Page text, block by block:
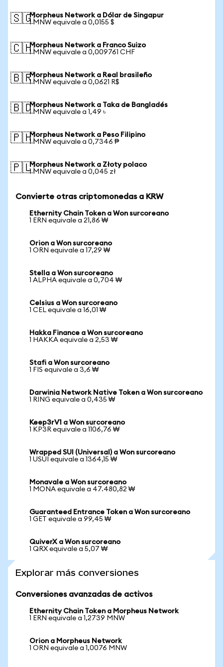
🇸🇬Morpheus Network a Dólar de Singapur
1 MNW equivale a 0,0155 $
🇨🇭Morpheus Network a Franco Suizo
1 MNW equivale a 0,009761 CHF
🇧🇷Morpheus Network a Real brasileño
1 MNW equivale a 0,0621 R$
🇧🇩Morpheus Network a Taka de Bangladés
1 MNW equivale a 1,49 ৳
🇵🇭Morpheus Network a Peso Filipino
1 MNW equivale a 0,7346 ₱
🇵🇱Morpheus Network a Złoty polaco
1 MNW equivale a 0,045 zł
Convierte otras criptomonedas a KRW
Ethernity Chain Token a Won surcoreano
1 ERN equivale a 21,86 ₩
Orion a Won surcoreano
1 ORN equivale a 17,29 ₩
Stella a Won surcoreano
1 ALPHA equivale a 0,704 ₩
Celsius a Won surcoreano
1 CEL equivale a 16,01 ₩
Hakka Finance a Won surcoreano
1 HAKKA equivale a 2,53 ₩
Stafi a Won surcoreano
1 FIS equivale a 3,6 ₩
Darwinia Network Native Token a Won surcoreano
1 RING equivale a 0,435 ₩
Keep3rV1 a Won surcoreano
1 KP3R equivale a 1106,76 ₩
Wrapped SUI (Universal) a Won surcoreano
1 USUI equivale a 1364,15 ₩
Monavale a Won surcoreano
1 MONA equivale a 47.480,82 ₩
Guaranteed Entrance Token a Won surcoreano
1 GET equivale a 99,45 ₩
QuiverX a Won surcoreano
1 QRX equivale a 5,07 ₩
Explorar más conversiones
Conversiones avanzadas de activos
Ethernity Chain Token a Morpheus Network
1 ERN equivale a 1,2739 MNW
Orion a Morpheus Network
1 ORN equivale a 1,0076 MNW